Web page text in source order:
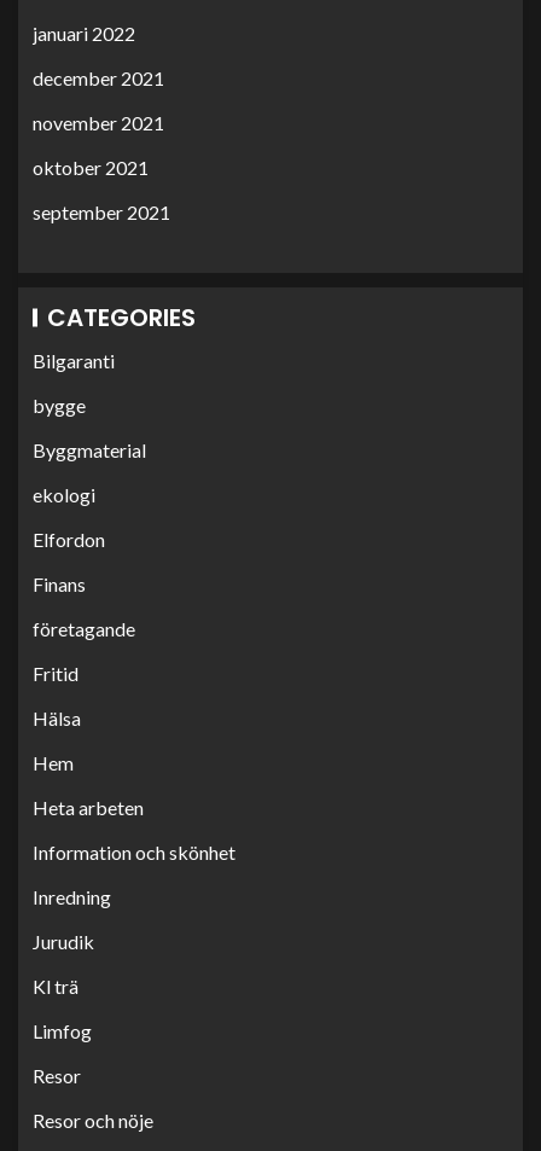
januari 2022
december 2021
november 2021
oktober 2021
september 2021
CATEGORIES
Bilgaranti
bygge
Byggmaterial
ekologi
Elfordon
Finans
företagande
Fritid
Hälsa
Hem
Heta arbeten
Information och skönhet
Inredning
Jurudik
Kl trä
Limfog
Resor
Resor och nöje